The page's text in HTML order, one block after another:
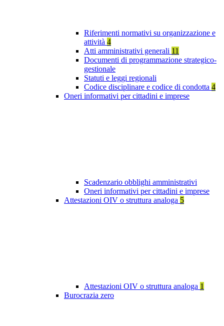
Riferimenti normativi su organizzazione e
attività 4
Atti amministrativi generali 11
Documenti di programmazione strategico-
gestionale
Statuti e leggi regionali
Codice disciplinare e codice di condotta 4
Oneri informativi per cittadini e imprese
Scadenzario obblighi amministrativi
Oneri informativi per cittadini e imprese
Attestazioni OIV o struttura analoga 5
Attestazioni OIV o struttura analoga 1
Burocrazia zero